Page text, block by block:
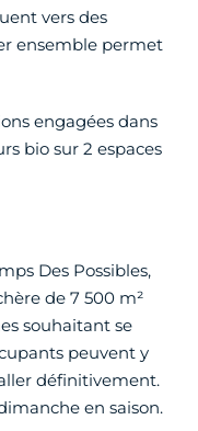
vers des
ensemble permet
engagées dans
bio sur 2 espaces
Des Possibles,
de 7 500 m²
souhaitant se
peuvent y
définitivement.
en saison.